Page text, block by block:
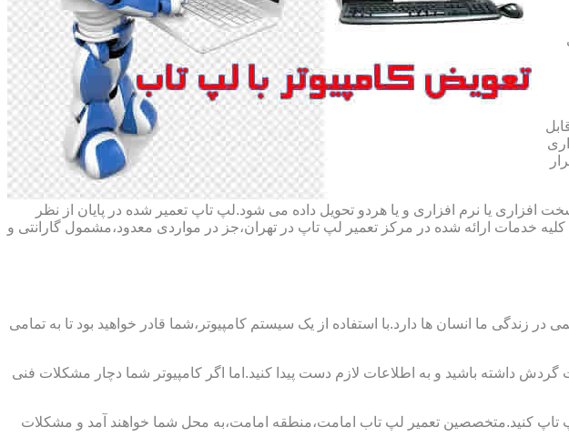
یا نرم افزاری و یا هردو تحویل داده می شود.لپ تاپ تعمیر شده در پایان از نظر
ارائه شده در مرکز تعمیر لپ تاپ در تهران،جز در مواردی معدود،مشمول گارانتی و
ما انسان ها دارد.با استفاده از یک سیستم کامپیوتر،شما قادر خواهید بود تا به تمامی
گردش داشته باشید و به اطلاعات لازم دست پیدا کنید.اما اگر کامپیوتر شما دچار مشکلات فنی
تاپ کنید.متخصصین تعمیر لپ تاب امامت،منطقه امامت،به محل شما خواهند آمد و مشکلات